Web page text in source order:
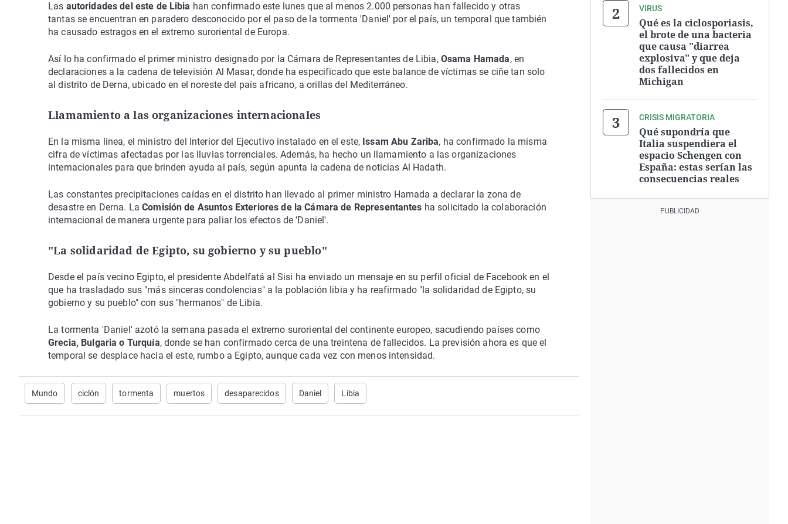
Las autoridades del este de Libia han confirmado este lunes que al menos 2.000 personas han fallecido y otras
tantas se encuentran en paradero desconocido por el paso de la tormenta 'Daniel' por el país, un temporal que también
ha causado estragos en el extremo suroriental de Europa.
Así lo ha confirmado el primer ministro designado por la Cámara de Representantes de Libia, Osama Hamada, en
declaraciones a la cadena de televisión Al Masar, donde ha especificado que este balance de víctimas se ciñe tan solo
al distrito de Derna, ubicado en el noreste del país africano, a orillas del Mediterráneo.
Llamamiento a las organizaciones internacionales
En la misma línea, el ministro del Interior del Ejecutivo instalado en el este, Issam Abu Zariba, ha confirmado la misma
cifra de víctimas afectadas por las lluvias torrenciales. Además, ha hecho un llamamiento a las organizaciones
internacionales para que brinden ayuda al país, según apunta la cadena de noticias Al Hadath.
Las constantes precipitaciones caídas en el distrito han llevado al primer ministro Hamada a declarar la zona de
desastre en Derna. LaComisión de Asuntos Exteriores de la Cámara de Representantes ha solicitado la colaboración
internacional de manera urgente para paliar los efectos de 'Daniel'.
"La solidaridad de Egipto, su gobierno y su pueblo"
Desde el país vecino Egipto, el presidente Abdelfatá al Sisi ha enviado un mensaje en su perfil oficial de Facebook en el
que ha trasladado sus "más sinceras condolencias" a la población libia y ha reafirmado "la solidaridad de Egipto, su
gobierno y su pueblo" con sus "hermanos" de Libia.
La tormenta 'Daniel' azotó la semana pasada el extremo suroriental del continente europeo, sacudiendo países como
Grecia, Bulgaria o Turquía, donde se han confirmado cerca de una treintena de fallecidos. La previsión ahora es que el
temporal se desplace hacia el este, rumbo a Egipto, aunque cada vez con menos intensidad.
Mundo ciclón tormenta muertos desaparecidos Daniel Libia
VIRUS
Qué es la ciclosporiasis,
el brote de una bacteria
que causa "diarrea
explosiva" y que deja
dos fallecidos en
Michigan
CRISIS MIGRATORIA
Qué supondría que
Italia suspendiera el
espacio Schengen con
España: estas serían las
consecuencias reales